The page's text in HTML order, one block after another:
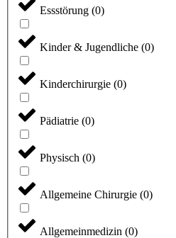
Essstörung (0)
Kinder & Jugendliche (0)
Kinderchirurgie (0)
Pädiatrie (0)
Physisch (0)
Allgemeine Chirurgie (0)
Allgemeinmedizin (0)